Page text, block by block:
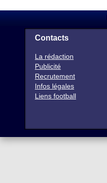
Contacts
La rédaction
Publicité
Recrutement
Infos légales
Liens football